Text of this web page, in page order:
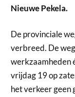
Nieuwe Pekela.
De provinciale
verbreed. De
werkzaamheden
vrijdag 19 op
het verkeer geen